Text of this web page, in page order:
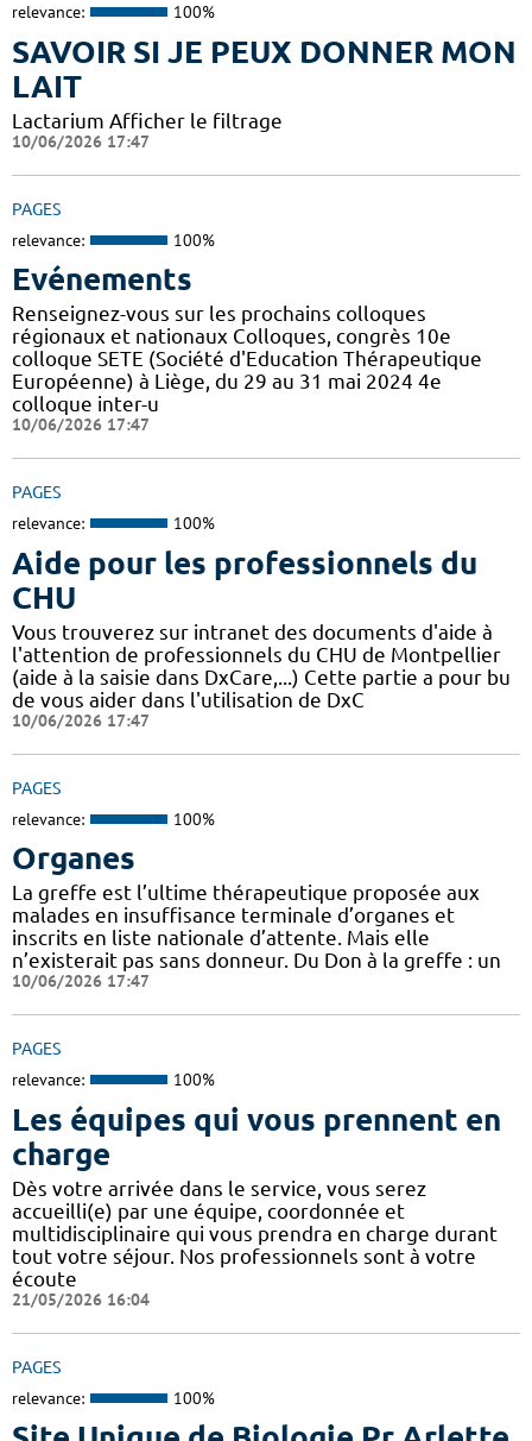
relevance: 100%
SAVOIR SI JE PEUX DONNER MON
LAIT
Lactarium Afficher le filtrage
10/06/2026 17:47
PAGES
relevance: 100%
Evénements
Renseignez-vous sur les prochains colloques
régionaux et nationaux Colloques, congrès 10e
colloque SETE (Société d'Education Thérapeutique
Européenne) à Liège, du 29 au 31 mai 2024 4e
colloque inter-u
10/06/2026 17:47
PAGES
relevance: 100%
Aide pour les professionnels du
CHU
Vous trouverez sur intranet des documents d'aide à
l'attention de professionnels du CHU de Montpellier
(aide à la saisie dans DxCare,...) Cette partie a pour bu
de vous aider dans l'utilisation de DxC
10/06/2026 17:47
PAGES
relevance: 100%
Organes
La greffe est l’ultime thérapeutique proposée aux
malades en insuffisance terminale d’organes et
inscrits en liste nationale d’attente. Mais elle
n’existerait pas sans donneur. Du Don à la greffe : un
10/06/2026 17:47
PAGES
relevance: 100%
Les équipes qui vous prennent en
charge
Dès votre arrivée dans le service, vous serez
accueilli(e) par une équipe, coordonnée et
multidisciplinaire qui vous prendra en charge durant
tout votre séjour. Nos professionnels sont à votre
écoute
21/05/2026 16:04
PAGES
relevance: 100%